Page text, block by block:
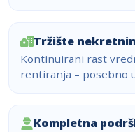
Tržište
Kontinuirani rast
rentiranja – posebno
Kompletna